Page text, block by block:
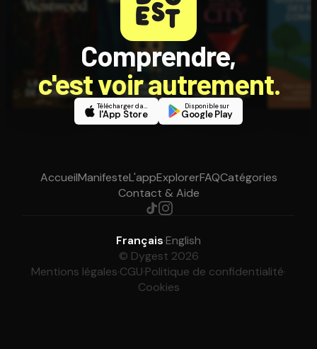
Comprendre,
c'est voir autrement.
Télécharger dans
l'App Store
Disponible sur
Google Play
AccueilManifesteL'appExplorerFAQCatégories
Contact & Aide
Français·English
© Dygest 2026
Mentions légales·CGU·Politique de confidentialité·
Cookies